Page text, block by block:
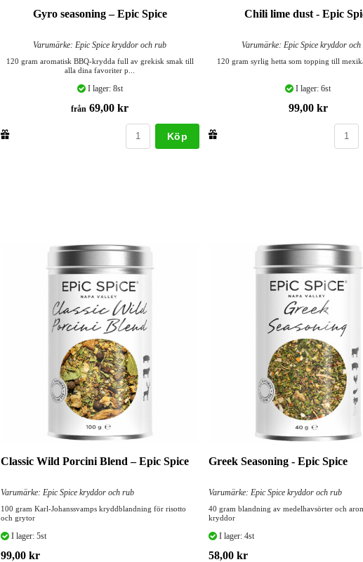
Gyro seasoning – Epic Spice
Varumärke: Epic Spice kryddor och rub
120 gram aromatisk BBQ-krydda full av grekisk smak till
alla dina favoriter p...
I lager: 8st
från 69,00 kr
Köp
Chili lime dust - Epic
Varumärke: Epic Spice kryddor
120 gram syrlig hetta som topping till
I lager: 6st
99,00 kr
Classic Wild Porcini Blend – Epic Spice
Varumärke: Epic Spice kryddor och rub
100 gram Karl-Johanssvamps kryddblandning för risotto
och grytor
I lager: 5st
99,00 kr
Greek Seasoning - Epic Spice
Varumärke: Epic Spice kryddor och rub
40 gram blandning av medelhavsörter och
kryddor
I lager: 4st
58,00 kr